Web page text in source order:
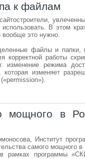
к файлам
В этом
вообще это нужно.
файлы и папки,
корректной работы
изменение режима
изменяет
мощного в
Институт
самого мощного
рамках программы